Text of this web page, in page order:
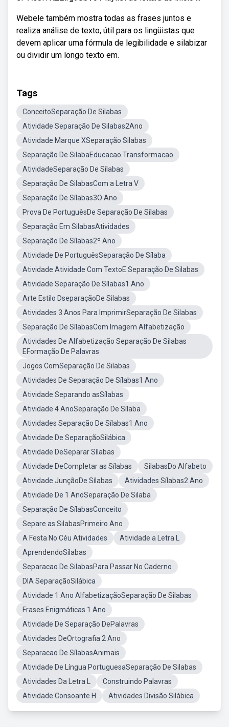
Webele também mostra todas as frases juntos e
realiza análise de texto, útil para os lingüistas que
devem aplicar uma fórmula de legibilidade e silabizar
ou dividir um longo texto em.
Tags
ConceitoSeparação De Silabas
Atividade Separação De Silabas2Ano
Atividade Marque XSeparação Silabas
Separação De SilabaEducacao Transformacao
AtividadeSeparação De Sílabas
Separação De SilabasCom a Letra V
Separação De Sílabas3O Ano
Prova De PortuguêsDe Separação De Sílabas
Separação Em SilabasAtividades
Separação De Sílabas2º Ano
Atividade De PortuguêsSeparação De Sílaba
Atividade Atividade Com TextoE Separação De Silabas
Atividade Separação De Sílabas1 Ano
Arte Estilo DseparaçãoDe Silabas
Atividades 3 Anos Para ImprimirSeparação De Silabas
Separação De SílabasCom Imagem Alfabetização
Atividades De Alfabetização Separação De Silabas
EFormação De Palavras
Jogos ComSeparação De Silabas
Atividades De Separação De Sílabas1 Ano
Atividade Separando asSílabas
Atividade 4 AnoSeparação De Sílaba
Atividades Separação De Sílabas1 Ano
Atividade De SeparaçãoSilábica
Atividade DeSeparar Sílabas
Atividade DeCompletar as Sílabas
SilabasDo Alfabeto
Atividade JunçãoDe Sílabas
Atividades Sílabas2 Ano
Atividade De 1 AnoSeparação De Silaba
Separação De SílabasConceito
Separe as SilabasPrimeiro Ano
A Festa No Céu Atividades
Atividade a Letra L
AprendendoSílabas
Separacao De SilabasPara Passar No Caderno
DIA SeparaçãoSilábica
Atividade 1 Ano AlfabetizaçãoSeparação De Silabas
Frases Enigmáticas 1 Ano
Atividade De Separação DePalavras
Atividades DeOrtografia 2 Ano
Separacao De SílabasAnimais
Atividade De Língua PortuguesaSeparação De Silabas
Atividades Da Letra L
Construindo Palavras
Atividade Consoante H
Atividades Divisão Silábica